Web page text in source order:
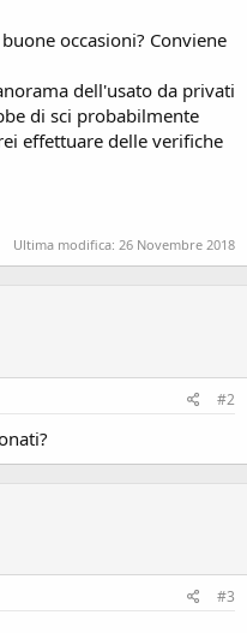
occasioni? Conviene
dell'usato da privati
di sci probabilmente
effettuare delle verifiche
Ultima modifica: 26 Novembre 2018
#2
#3